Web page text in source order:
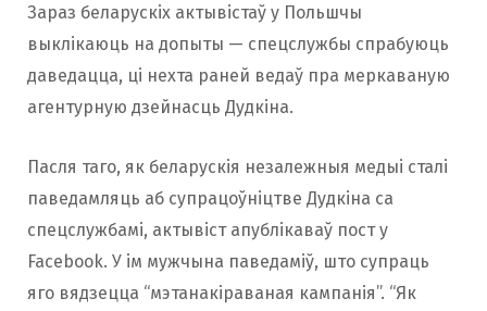
Зараз беларускіх актывістаў у Польшчы
выклікаюць на допыты — спецслужбы спрабуюць
даведацца, ці нехта раней ведаў пра меркаваную
агентурную дзейнасць Дудкіна.
Пасля таго, як беларускія незалежныя медыі сталі
паведамляць аб супрацоўніцтве Дудкіна са
спецслужбамі, актывіст апублікаваў пост у
Facebook. У ім мужчына паведаміў, што супраць
яго вядзецца “мэтанакіраваная кампанія”. “Як